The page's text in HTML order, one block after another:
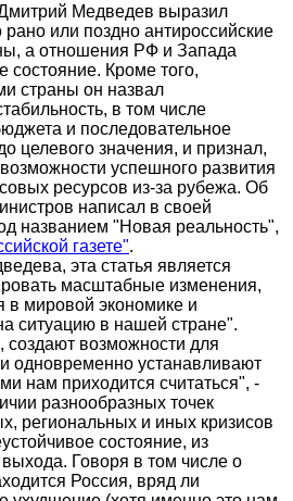
Медведев выразил
рано или поздно антироссийские
а отношения РФ и Запада
состояние. Кроме того,
страны он назвал
в том числе
и последовательное
целевого значения, и признал,
успешного развития
ресурсов из-за рубежа. Об
написал в своей
названием "Новая реальность",
газете".
эта статья является
масштабные изменения,
в мировой экономике и
ситуацию в нашей стране".
возможности для
одновременно устанавливают
нам приходится считаться", -
разнообразных точек
региональных и иных кризисов
состояние, из
выхода. Говоря в том числе о
Россия, вряд ли